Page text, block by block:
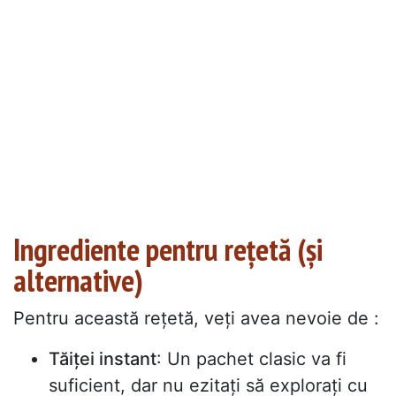
Ingrediente pentru rețetă (și
alternative)
Pentru această rețetă, veți avea nevoie de :
Tăiței instant: Un pachet clasic va fi
suficient, dar nu ezitați să explorați cu